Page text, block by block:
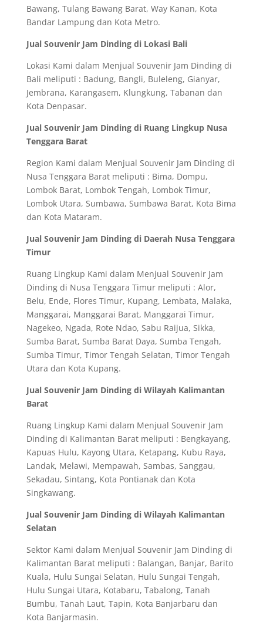
Bawang, Tulang Bawang Barat, Way Kanan, Kota
Bandar Lampung dan Kota Metro.
Jual Souvenir Jam Dinding di Lokasi Bali
Lokasi Kami dalam Menjual Souvenir Jam Dinding di
Bali meliputi : Badung, Bangli, Buleleng, Gianyar,
Jembrana, Karangasem, Klungkung, Tabanan dan
Kota Denpasar.
Jual Souvenir Jam Dinding di Ruang Lingkup Nusa
Tenggara Barat
Region Kami dalam Menjual Souvenir Jam Dinding di
Nusa Tenggara Barat meliputi : Bima, Dompu,
Lombok Barat, Lombok Tengah, Lombok Timur,
Lombok Utara, Sumbawa, Sumbawa Barat, Kota Bima
dan Kota Mataram.
Jual Souvenir Jam Dinding di Daerah Nusa Tenggara
Timur
Ruang Lingkup Kami dalam Menjual Souvenir Jam
Dinding di Nusa Tenggara Timur meliputi : Alor,
Belu, Ende, Flores Timur, Kupang, Lembata, Malaka,
Manggarai, Manggarai Barat, Manggarai Timur,
Nagekeo, Ngada, Rote Ndao, Sabu Raijua, Sikka,
Sumba Barat, Sumba Barat Daya, Sumba Tengah,
Sumba Timur, Timor Tengah Selatan, Timor Tengah
Utara dan Kota Kupang.
Jual Souvenir Jam Dinding di Wilayah Kalimantan
Barat
Ruang Lingkup Kami dalam Menjual Souvenir Jam
Dinding di Kalimantan Barat meliputi : Bengkayang,
Kapuas Hulu, Kayong Utara, Ketapang, Kubu Raya,
Landak, Melawi, Mempawah, Sambas, Sanggau,
Sekadau, Sintang, Kota Pontianak dan Kota
Singkawang.
Jual Souvenir Jam Dinding di Wilayah Kalimantan
Selatan
Sektor Kami dalam Menjual Souvenir Jam Dinding di
Kalimantan Barat meliputi : Balangan, Banjar, Barito
Kuala, Hulu Sungai Selatan, Hulu Sungai Tengah,
Hulu Sungai Utara, Kotabaru, Tabalong, Tanah
Bumbu, Tanah Laut, Tapin, Kota Banjarbaru dan
Kota Banjarmasin.